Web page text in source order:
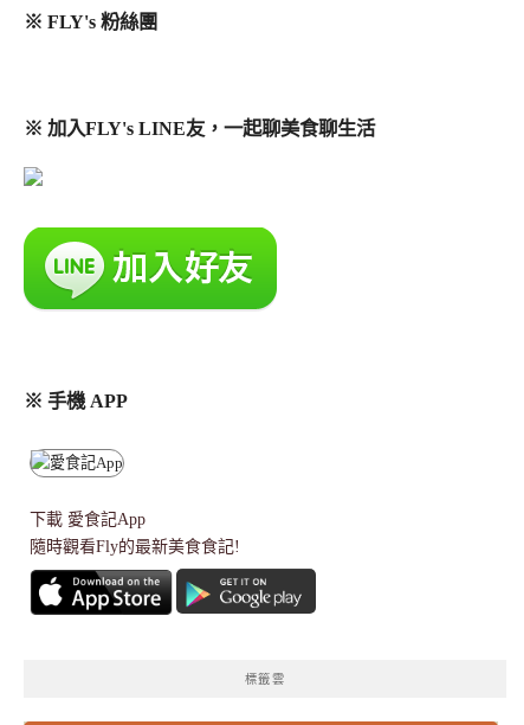
※ FLY's 粉絲團
※ 加入FLY's LINE友，一起聊美食聊生活
※ 手機 APP
下載 愛食記App
隨時觀看Fly的最新美食食記!
標籤雲